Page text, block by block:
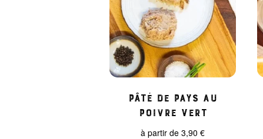
Pâté de pays au
poivre vert
à partir de3,90€